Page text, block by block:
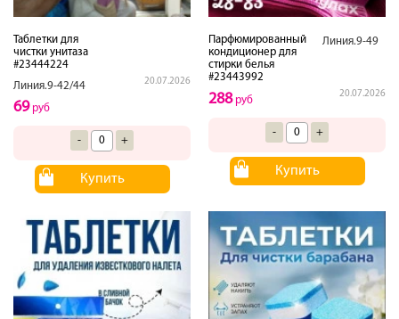
Таблетки для
чистки унитаза
#23444224
Линия.9-42/44
20.07.2026
69руб
- +
Купить
Парфюмированный
кондиционер для
стирки белья
#23443992
Линия.9-49
20.07.2026
288руб
- +
Купить